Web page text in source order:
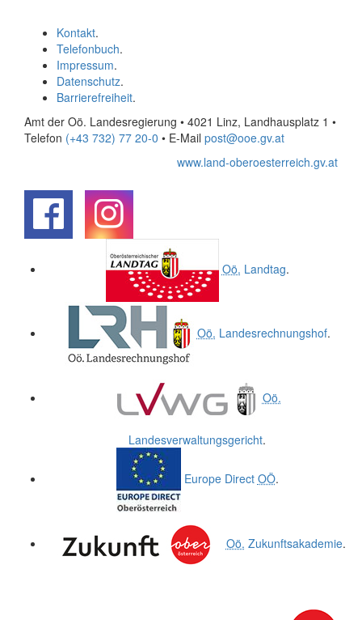
Kontakt.
Telefonbuch.
Impressum.
Datenschutz.
Barrierefreiheit.
Amt der Oö. Landesregierung • 4021 Linz, Landhausplatz 1 •
Telefon (+43 732) 77 20-0 • E-Mail post@ooe.gv.at
www.land-oberoesterreich.gv.at
Oö. Landtag.
Oö. Landesrechnungshof.
Oö.
Landesverwaltungsgericht.
Europe Direct OÖ.
Oö. Zukunftsakademie.